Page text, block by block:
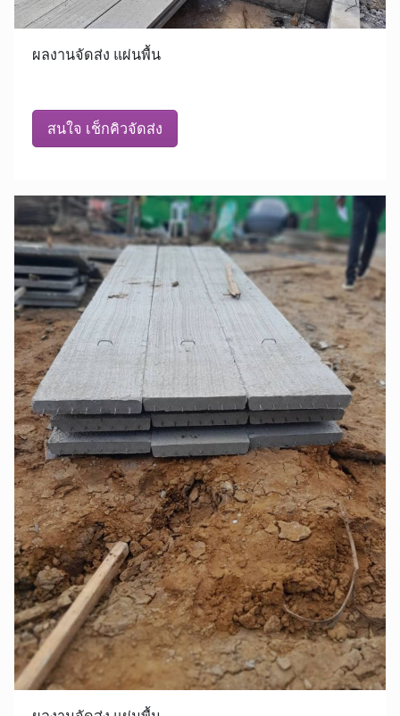
ผลงานจัดส่ง แผ่นพื้น
สนใจ เช็กคิวจัดส่ง